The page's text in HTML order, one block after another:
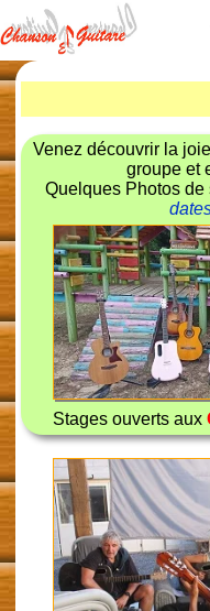
Venez découvrir la
groupe et
Quelques Photos
Stages ouverts aux